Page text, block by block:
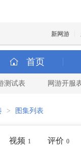
新网游
首页
测试表 网游开服
> 图集列表
视频 1 评价 0